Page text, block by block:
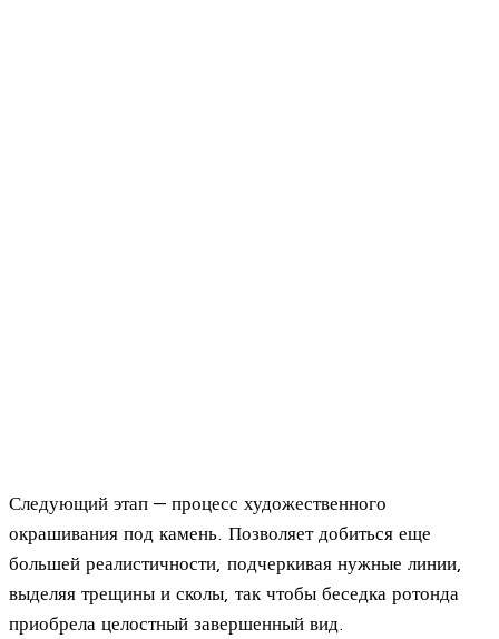
Следующий этап — процесс художественного
окрашивания под камень. Позволяет добиться еще
большей реалистичности, подчеркивая нужные линии,
выделяя трещины и сколы, так чтобы беседка ротонда
приобрела целостный завершенный вид.